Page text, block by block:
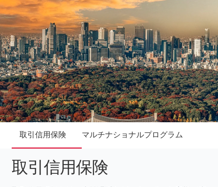
取引信用保険 マルチナショナルプログラム
取引信用保険